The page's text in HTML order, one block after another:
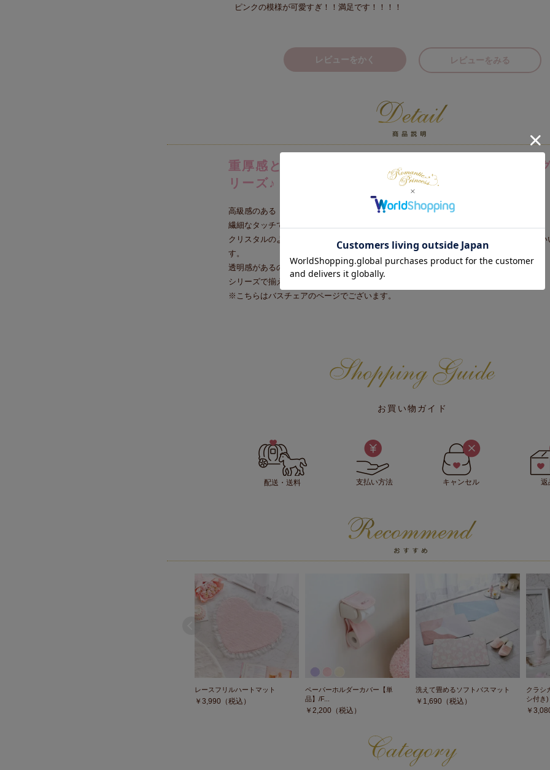
ピンクの模様が可愛すぎ！！満足です！！！！
レビューをかく レビューをみる
重厚感とエレガントなデザインが人気の洗面、バス
リーズ♪
高級感のある「ローズ」を全体にデザインしたサニタリーグッズ。
繊細なタッチで、全面にこだわりのバラ柄をデザインしました。
クリスタルのように華やかなのに、アクリルなので割れにくく丈夫なので安心してお使い
す。
透明感があるので、バスルームが一層清潔感ある印象に。
シリーズで揃えることで、洗面台やバスルームをオシャレに演出してくれます。
※こちらはバスチェアのページでございます。
お買い物ガイド
配送・送料 支払い方法 キャンセル 返
レースフリルハートマット
￥ 3,990 （税込）
ペーパーホルダーカバー【単
品】/F...
￥ 2,200 （税込）
洗えて畳めるソフトバスマット
￥ 1,690 （税込）
クラシ
シ付き)
￥